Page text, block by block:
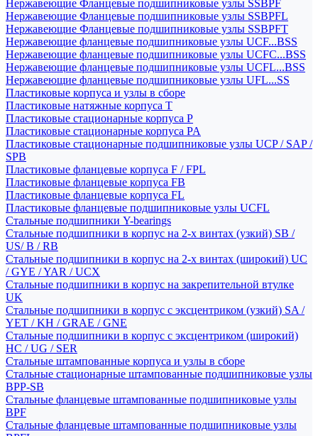
Нержавеющие Фланцевые подшипниковые узлы SSBPF
Нержавеющие Фланцевые подшипниковые узлы SSBPFL
Нержавеющие Фланцевые подшипниковые узлы SSBPFT
Нержавеющие фланцевые подшипниковые узлы UCF...BSS
Нержавеющие фланцевые подшипниковые узлы UCFC...BSS
Нержавеющие фланцевые подшипниковые узлы UCFL...BSS
Нержавеющие фланцевые подшипниковые узлы UFL...SS
Пластиковые корпуса и узлы в сборе
Пластиковые натяжные корпуса T
Пластиковые стационарные корпуса P
Пластиковые стационарные корпуса PA
Пластиковые стационарные подшипниковые узлы UCP / SAP /
SPB
Пластиковые фланцевые корпуса F / FPL
Пластиковые фланцевые корпуса FB
Пластиковые фланцевые корпуса FL
Пластиковые фланцевые подшипниковые узлы UCFL
Стальные подшипники Y-bearings
Стальные подшипники в корпус на 2-х винтах (узкий) SB /
US/ B / RB
Стальные подшипники в корпус на 2-х винтах (широкий) UC
/ GYE / YAR / UCX
Стальные подшипники в корпус на закрепительной втулке
UK
Стальные подшипники в корпус с эксцентриком (узкий) SA /
YET / KH / GRAE / GNE
Стальные подшипники в корпус с эксцентриком (широкий)
HC / UG / SER
Стальные штампованные корпуса и узлы в сборе
Стальные стационарные штампованные подшипниковые узлы
BPP-SB
Стальные фланцевые штампованные подшипниковые узлы
BPF
Стальные фланцевые штампованные подшипниковые узлы